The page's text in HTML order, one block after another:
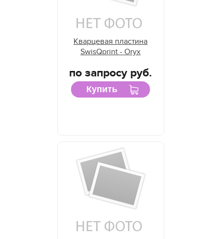
Кварцевая пластина
SwisQprint - Oryx
по запросу руб.
Купить